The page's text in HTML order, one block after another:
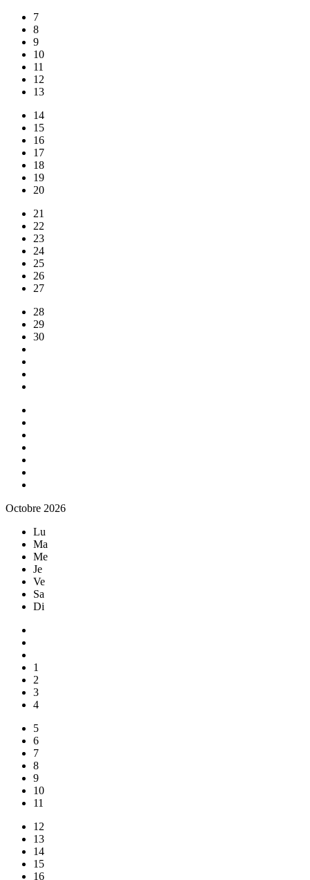
7
8
9
10
11
12
13
14
15
16
17
18
19
20
21
22
23
24
25
26
27
28
29
30
Octobre 2026
Lu
Ma
Me
Je
Ve
Sa
Di
1
2
3
4
5
6
7
8
9
10
11
12
13
14
15
16